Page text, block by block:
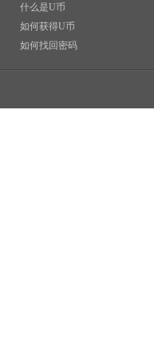
什么是U币
如何获得U币
如何找回密码